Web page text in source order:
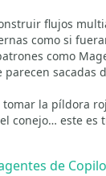
flujos
como si
como
sacadas
tomar la píldora
conejo… este es
de